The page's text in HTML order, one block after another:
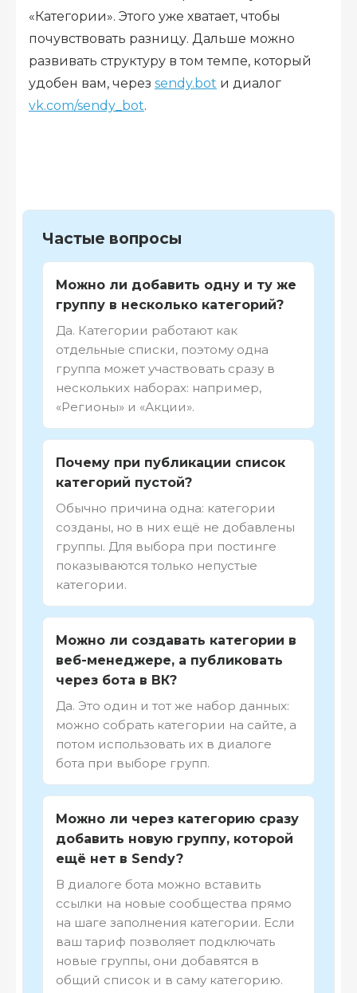
«Категории». Этого уже хватает, чтобы
почувствовать разницу. Дальше можно
развивать структуру в том темпе, который
удобен вам, через sendy.bot и диалог
vk.com/sendy_bot.
Частые вопросы
Можно ли добавить одну и ту же
группу в несколько категорий?
Да. Категории работают как
отдельные списки, поэтому одна
группа может участвовать сразу в
нескольких наборах: например,
«Регионы» и «Акции».
Почему при публикации список
категорий пустой?
Обычно причина одна: категории
созданы, но в них ещё не добавлены
группы. Для выбора при постинге
показываются только непустые
категории.
Можно ли создавать категории в
веб-менеджере, а публиковать
через бота в ВК?
Да. Это один и тот же набор данных:
можно собрать категории на сайте, а
потом использовать их в диалоге
бота при выборе групп.
Можно ли через категорию сразу
добавить новую группу, которой
ещё нет в Sendy?
В диалоге бота можно вставить
ссылки на новые сообщества прямо
на шаге заполнения категории. Если
ваш тариф позволяет подключать
новые группы, они добавятся в
общий список и в саму категорию.